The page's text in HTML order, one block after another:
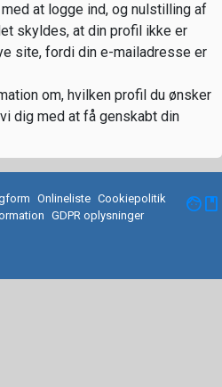
at logge ind, og nulstilling af
skyldes, at din profil ikke er
site, fordi din e-mailadresse er
om, hvilken profil du ønsker
dig med at få genskabt din
Onlineliste Cookiepolitik
GDPR oplysninger facebook